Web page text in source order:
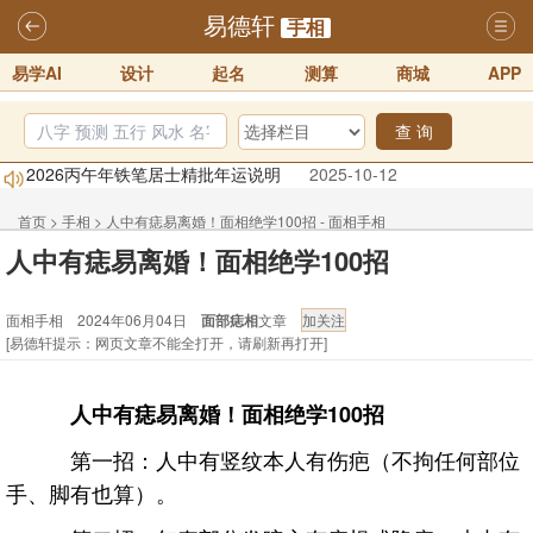
易德轩 手相
易学AI 设计 起名 测算 商城 APP
查 询
2026丙午年铁笔居士精批年运说明
2025-10-12
易德轩首席风水大师铁笔居士简介！！
2021-9-2
易德轩通告：本网站易德轩商标及LOGO注册声明
易德轩易学ai，ai批八字紫微命理相学，ai智能体客服系统开通，欢迎
易德轩网重构及升能完成，欢迎大家来体验新程序及感觉！！
订！！
2025-10-01
首页 > 手相 > 人中有痣易离婚！面相绝学100招 - 面相手相
人中有痣易离婚！面相绝学100招
面相手相 2024年06月04日 面部痣相文章
[易德轩提示：网页文章不能全打开，请刷新再打开]
人中有痣易离婚！面相绝学100招
第一招：人中有竖纹本人有伤疤（不拘任何部位
手、脚有也算）。